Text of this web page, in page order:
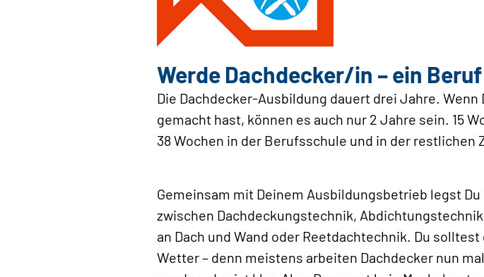
Werde Dachdecker/in – ein
Die Dachdecker-Ausbildung dauert drei Jahre.
gemacht hast, können es auch nur 2 Jahre sein. 15
38 Wochen in der Berufsschule und in der
Gemeinsam mit Deinem Ausbildungsbetrieb legst
zwischen Dachdeckungstechnik,
an Dach und Wand oder Reetdachtechnik. Du
Wetter – denn meistens arbeiten Dachdecker nun